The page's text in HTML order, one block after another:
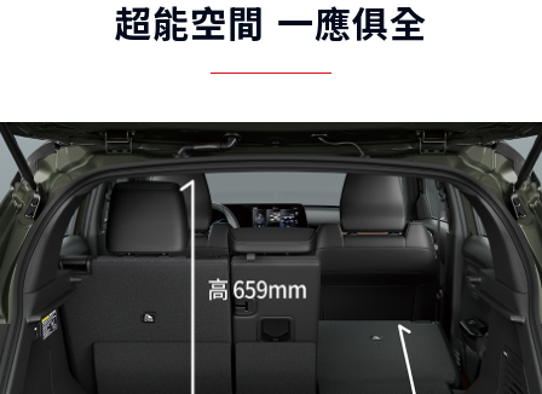
超能空間 一應俱全